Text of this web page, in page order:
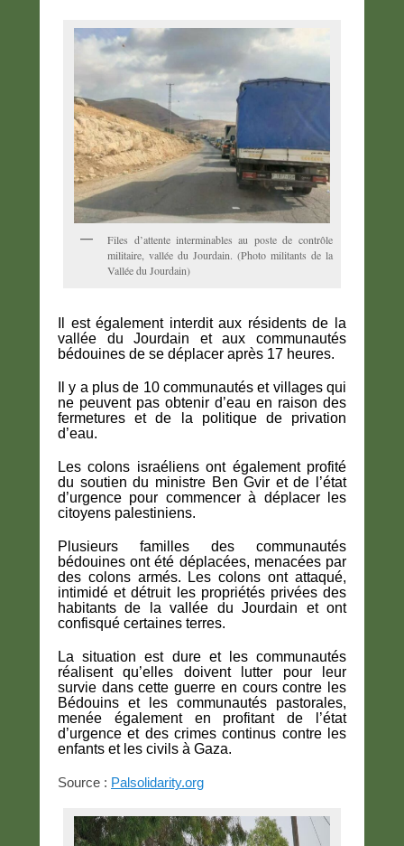
Files d’attente interminables au poste de contrôle
militaire, vallée du Jourdain. (Photo militants de la
Vallée du Jourdain)
Il est également interdit aux résidents de la
vallée du Jourdain et aux communautés
bédouines de se déplacer après 17 heures.
Il y a plus de 10 communautés et villages qui
ne peuvent pas obtenir d’eau en raison des
fermetures et de la politique de privation
d’eau.
Les colons israéliens ont également profité
du soutien du ministre Ben Gvir et de l’état
d’urgence pour commencer à déplacer les
citoyens palestiniens.
Plusieurs familles des communautés
bédouines ont été déplacées, menacées par
des colons armés. Les colons ont attaqué,
intimidé et détruit les propriétés privées des
habitants de la vallée du Jourdain et ont
confisqué certaines terres.
La situation est dure et les communautés
réalisent qu’elles doivent lutter pour leur
survie dans cette guerre en cours contre les
Bédouins et les communautés pastorales,
menée également en profitant de l’état
d’urgence et des crimes continus contre les
enfants et les civils à Gaza.
Source : Palsolidarity.org